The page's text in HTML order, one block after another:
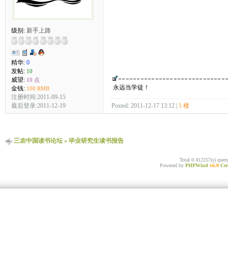
级别: 新手上路
精华: 0
发帖: 10
威望: 10 点
金钱: 100 RMB
注册时间:2011-09-15
最后登录:2011-12-19
永远当学徒！
Posted: 2011-12-17 13:12 | 1 楼
三农中国读书论坛» 毕业研究生读书报告
Total 0.412257(s)
Powered by PHPWind v6.0